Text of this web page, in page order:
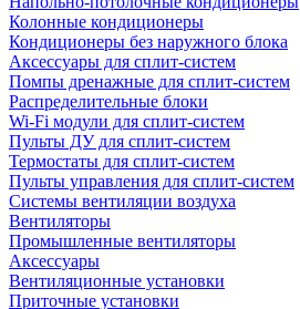
Колонные кондиционеры
Кондиционеры без наружного блока
Аксессуары для сплит-систем
Помпы дренажные для сплит-систем
Распределительные блоки
Wi-Fi модули для сплит-систем
Пульты ДУ для сплит-систем
Термостаты для сплит-систем
Пульты управления для сплит-систем
Системы вентиляции воздуха
Вентиляторы
Промышленные вентиляторы
Аксессуары
Вентиляционные установки
Приточные установки